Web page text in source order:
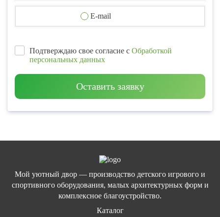
E-mail
Подтверждаю свое согласие с Обработкой
персональных данных
Оставить заявку
Мой уютный двор — производство детского игрового и
спортивного оборудования, малых архитектурных форм и
комплексное благоустройство.
Каталог